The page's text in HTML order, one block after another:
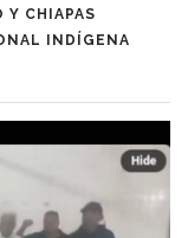
Y CHIAPAS
INDÍGENA